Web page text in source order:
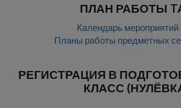
ПЛАН РАБОТЫ
Календарь
Планы работы предметных
РЕГИСТРАЦИЯ В
КЛАСС